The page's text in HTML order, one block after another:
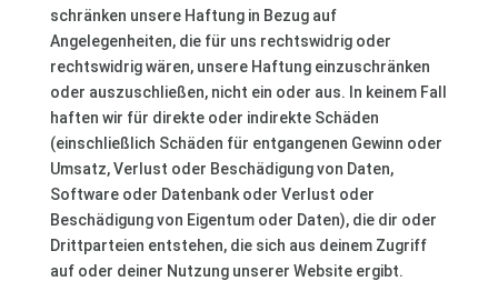
schränken unsere Haftung in Bezug auf
Angelegenheiten, die für uns rechtswidrig oder
rechtswidrig wären, unsere Haftung einzuschränken
oder auszuschließen, nicht ein oder aus. In keinem Fall
haften wir für direkte oder indirekte Schäden
(einschließlich Schäden für entgangenen Gewinn oder
Umsatz, Verlust oder Beschädigung von Daten,
Software oder Datenbank oder Verlust oder
Beschädigung von Eigentum oder Daten), die dir oder
Drittparteien entstehen, die sich aus deinem Zugriff
auf oder deiner Nutzung unserer Website ergibt.